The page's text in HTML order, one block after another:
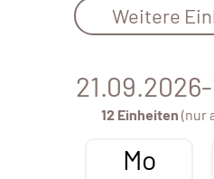
Weitere
12 Einheiten (nur
Mo